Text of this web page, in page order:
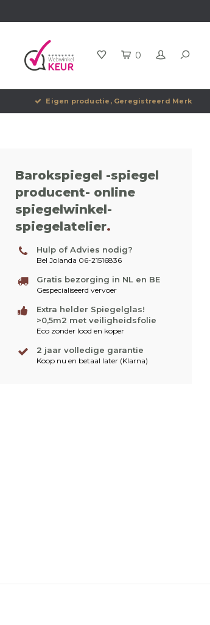
0
Eigen productie, Geregistreerd Merk
Barokspiegel -spiegel
producent- online
spiegelwinkel-
spiegelatelier.
Hulp of Advies nodig?
Bel Jolanda 06-21516836
Gratis bezorging in NL en BE
Gespecialiseerd vervoer
Extra helder Spiegelglas!
>0,5m2 met veiligheidsfolie
Eco zonder lood en koper
2 jaar volledige garantie
Koop nu en betaal later (Klarna)